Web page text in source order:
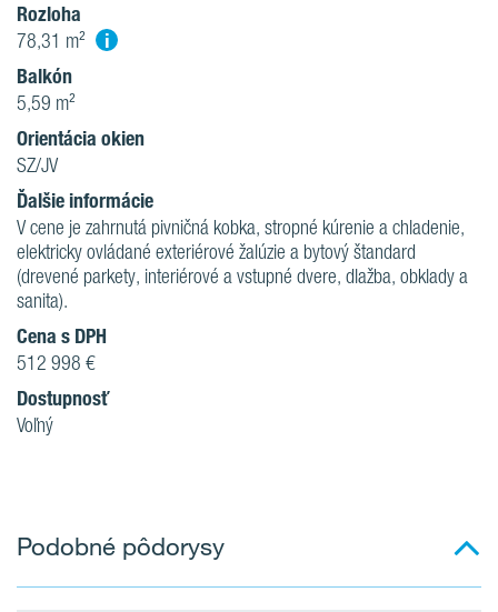
Rozloha
78,31 m² i
Balkón
5,59 m²
Orientácia okien
SZ/JV
Ďalšie informácie
V cene je zahrnutá pivničná kobka, stropné kúrenie a chladenie,
elektricky ovládané exteriérové žalúzie a bytový štandard
(drevené parkety, interiérové a vstupné dvere, dlažba, obklady a
sanita).
Cena s DPH
512 998 €
Dostupnosť
Voľný
Podobné pôdorysy